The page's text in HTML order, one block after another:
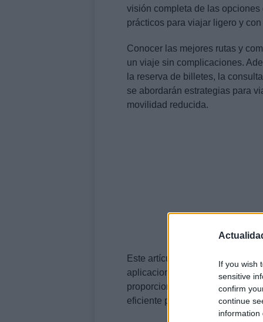
If you wish
sensitive
confirm
continue
information
visión completa de las
prácticos para viajar ligero y
Conocer las mejores rutas y
un viaje sin complicaciones.
la reserva de billetes, la
se abordarán estrategias para
movilidad reducida.
Este artículo está estructurado
aplicaciones esenciales,
proporciona información
eficiente posible.